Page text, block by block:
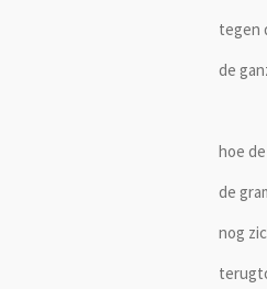
tegen
de
hoe
de
nog